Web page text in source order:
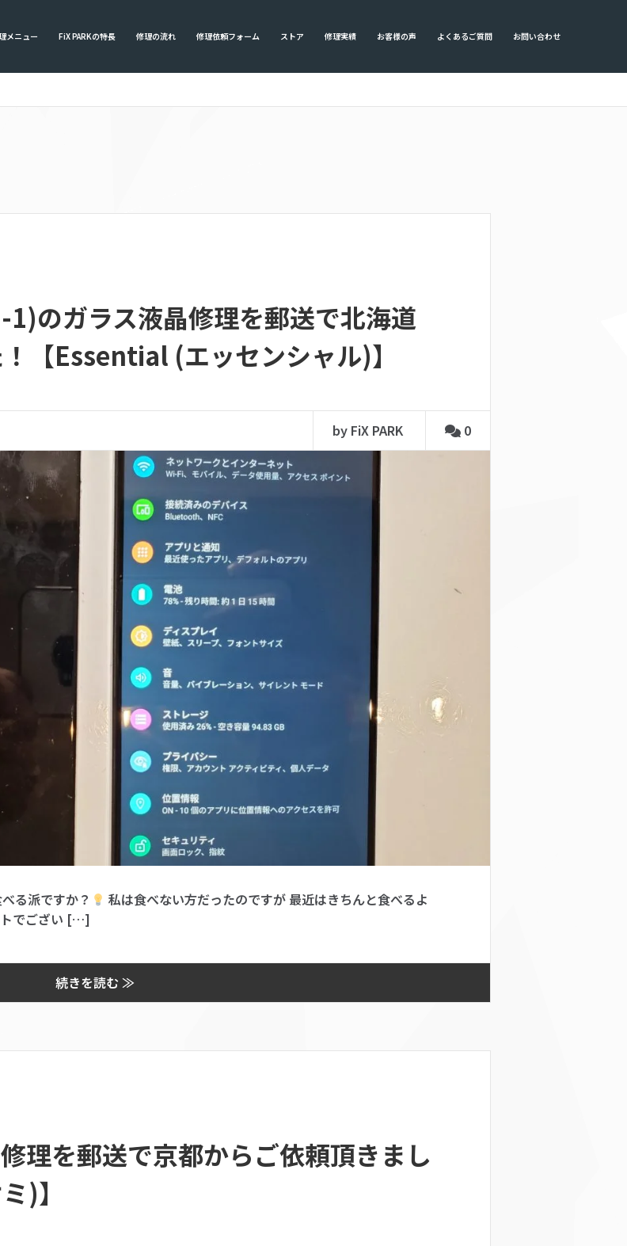
メニュー FiX PARKの特長 修理の流れ 修理依頼フォーム ストア 修理実績 お客様の声 よくあるご質問 お問い合わせ
のガラス液晶修理を郵送で北海道
【Essential (エッセンシャル)】
by FiX PARK 0
る派ですか？
私は食べない方だったのですが 最近はきちんと食べるよ
トでござい […]
続きを読む ≫
理を郵送で京都からご依頼頂きまし
)】